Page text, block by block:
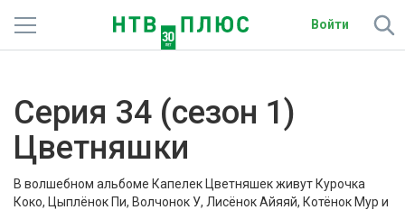
Войти
Фильмы и сериалы
Спорт
Подписки
Серия 34 (сезон 1)
Цветняшки
В волшебном альбоме Капелек Цветняшек живут Курочка
Коко, Цыплёнок Пи, Волчонок У, Лисёнок Айяяй, Котёнок Мур и